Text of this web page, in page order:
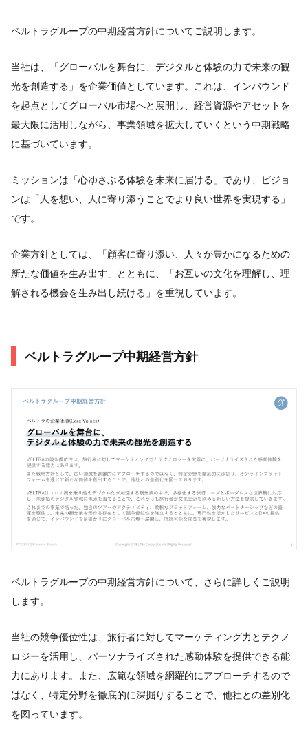
ベルトラグループの中期経営方針についてご説明します。
当社は、「グローバルを舞台に、デジタルと体験の力で未来の観
光を創造する」を企業価値としています。これは、インバウンド
を起点としてグローバル市場へと展開し、経営資源やアセットを
最大限に活用しながら、事業領域を拡大していくという中期戦略
に基づいています。
ミッションは「心ゆさぶる体験を未来に届ける」であり、ビジョ
ンは「人を想い、人に寄り添うことでより良い世界を実現する」
です。
企業方針としては、「顧客に寄り添い、人々が豊かになるための
新たな価値を生み出す」とともに、「お互いの文化を理解し、理
解される機会を生み出し続ける」を重視しています。
ベルトラグループ中期経営方針
ベルトラグループの中期経営方針について、さらに詳しくご説明
します。
当社の競争優位性は、旅行者に対してマーケティング力とテクノ
ロジーを活用し、パーソナライズされた感動体験を提供できる能
力にあります。また、広範な領域を網羅的にアプローチするので
はなく、特定分野を徹底的に深掘りすることで、他社との差別化
を図っています。